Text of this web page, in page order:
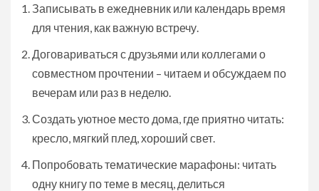
Записывать в ежедневник или календарь время
для чтения, как важную встречу.
Договариваться с друзьями или коллегами о
совместном прочтении – читаем и обсуждаем по
вечерам или раз в неделю.
Создать уютное место дома, где приятно читать:
кресло, мягкий плед, хороший свет.
Попробовать тематические марафоны: читать
одну книгу по теме в месяц, делиться